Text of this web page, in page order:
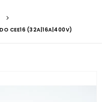
CEE16 (32A|16A|400V)